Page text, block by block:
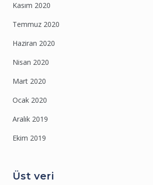
Kasım 2020
Temmuz 2020
Haziran 2020
Nisan 2020
Mart 2020
Ocak 2020
Aralık 2019
Ekim 2019
Üst veri